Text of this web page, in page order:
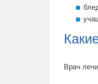
Врач